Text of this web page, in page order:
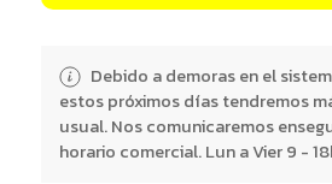
Debido a demoras en el
estos próximos días tendremos
usual. Nos comunicaremos
horario comercial. Lun a Vier 9 -